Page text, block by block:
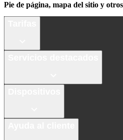
Pie de página, mapa del sitio y